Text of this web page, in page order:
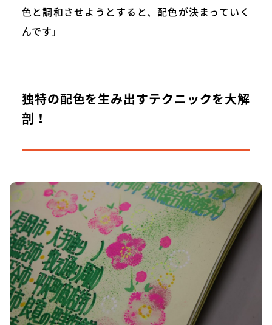
色と調和させようとすると、配色が決まっていく
んです」
独特の配色を生み出すテクニックを大解
剖！